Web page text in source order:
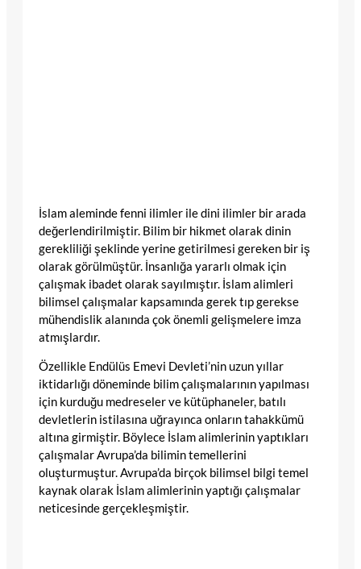
İslam aleminde fenni ilimler ile dini ilimler bir arada
değerlendirilmiştir. Bilim bir hikmet olarak dinin
gerekliliği şeklinde yerine getirilmesi gereken bir iş
olarak görülmüştür. İnsanlığa yararlı olmak için
çalışmak ibadet olarak sayılmıştır. İslam alimleri
bilimsel çalışmalar kapsamında gerek tıp gerekse
mühendislik alanında çok önemli gelişmelere imza
atmışlardır.
Özellikle Endülüs Emevi Devleti’nin uzun yıllar
iktidarlığı döneminde bilim çalışmalarının yapılması
için kurduğu medreseler ve kütüphaneler, batılı
devletlerin istilasına uğrayınca onların tahakkümü
altına girmiştir. Böylece İslam alimlerinin yaptıkları
çalışmalar Avrupa’da bilimin temellerini
oluşturmuştur. Avrupa’da birçok bilimsel bilgi temel
kaynak olarak İslam alimlerinin yaptığı çalışmalar
neticesinde gerçekleşmiştir.